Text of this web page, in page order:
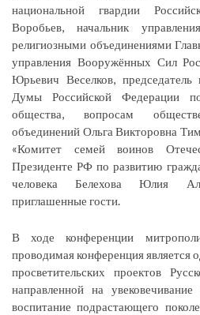
национальной гвардии
Воробьев, начальник
религиозными объединениями
управления Вооружённых Сил
Юрьевич Веселков, председатель
Думы Российской Федерации
общества, вопросам
объединений Ольга Викторовна
«Комитет семей воинов
Президенте РФ по развитию
человека Белехова Юлия
приглашенные гости.
В ходе конференции
проводимая конференция является
просветительских проектов
направленной на
воспитание подрастающего